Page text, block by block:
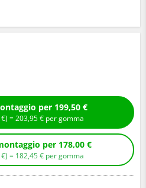
Compra con montaggio per 199,50 €
€ ) =203,95€ per gomma
Compra senza montaggio per 178,00 €
€ ) = 182,45€ per gomma